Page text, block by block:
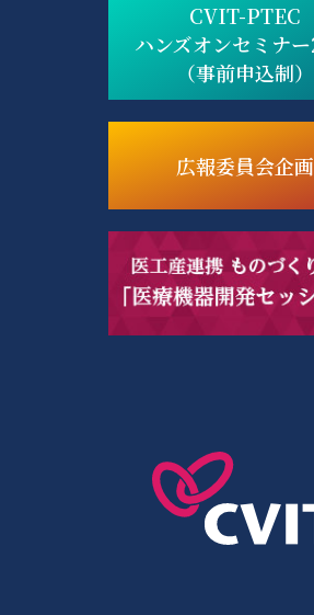
CVIT-PTEC
ハンズオンセミナ
（事前申込制）
広報委員会企画